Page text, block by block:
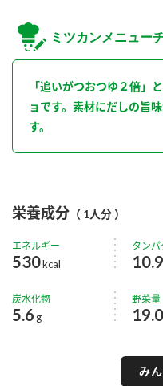
ミツカンメニュー
「追いがつおつゆ２倍」
ョです。素材にだしの旨
す。
栄養成分 （ 1人分 ）
エネルギー
530kcal
タンパ
10.9
炭水化物
5.6 g
野菜量
19.0